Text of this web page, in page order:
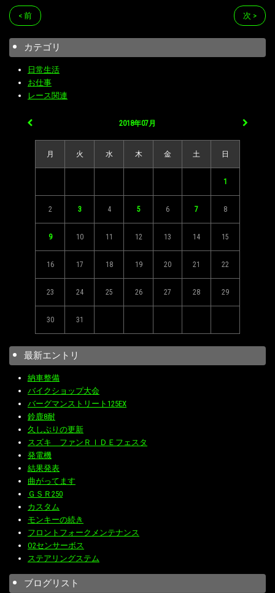
< 前 次 >
カテゴリ
日常生活
お仕事
レース関連
2018年07月
月 火 水 木 金 土 日
1
2 3 4 5 6 7 8
9 10 11 12 13 14 15
16 17 18 19 20 21 22
23 24 25 26 27 28 29
30 31
最新エントリ
納車整備
バイクショップ大会
バーグマンストリート125EX
鈴鹿8耐
久しぶりの更新
スズキ ファンＲＩＤＥフェスタ
発電機
結果発表
曲がってます
ＧＳＲ250
カスタム
モンキーの続き
フロントフォークメンテナンス
O2センサーボス
ステアリングステム
ブログリスト